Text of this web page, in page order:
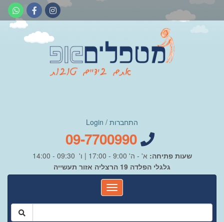
התחברות / Login
שעות פתיחה: א' - ה' 9:00 - 17:00 | ו' 09:30 - 14:00
גלגלי הפלדה 19 הרצליה אזור תעשייה